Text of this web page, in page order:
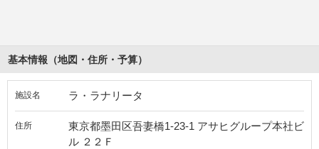
基本情報（地図・住所・予算）
施設名 ラ・ラナリータ
住所
東京都墨田区吾妻橋1-23-1 アサヒグループ本社ビ
ル ２２Ｆ